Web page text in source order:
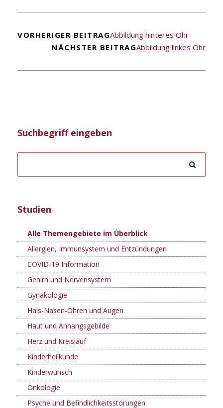
VORHERIGER BEITRAGAbbildung hinteres Ohr
NÄCHSTER BEITRAGAbbildung linkes Ohr
Suchbegriff eingeben
Studien
Alle Themengebiete im Überblick
Allergien, Immunsystem und Entzündungen
COVID-19 Information
Gehirn und Nervensystem
Gynäkologie
Hals-Nasen-Ohren und Augen
Haut und Anhangsgebilde
Herz und Kreislauf
Kinderheilkunde
Kinderwunsch
Onkologie
Psyche und Befindlichkeitsstörungen